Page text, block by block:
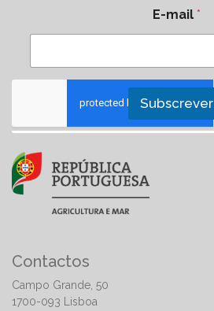
E-mail *
Subscrever
Contactos
Campo Grande, 50
1700-093 Lisboa